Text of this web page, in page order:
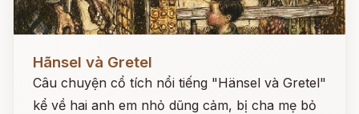
Hãnsel và Gretel
Câu chuyện cổ tích nổi tiếng "Hänsel và Gretel"
kể về hai anh em nhỏ dũng cảm, bị cha mẹ bỏ